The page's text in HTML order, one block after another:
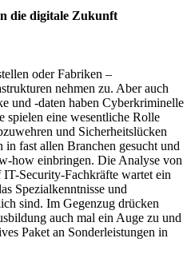
die digitale Zukunft
oder Fabriken –
nehmen zu. Aber auch
und -daten haben Cyberkriminelle
spielen eine wesentliche Rolle
und Sicherheitslücken
fast allen Branchen gesucht und
how einbringen. Die Analyse von
Security-Fachkräfte wartet ein
Spezialkenntnisse und
sind. Im Gegenzug drücken
auch mal ein Auge zu und
Paket an Sonderleistungen in